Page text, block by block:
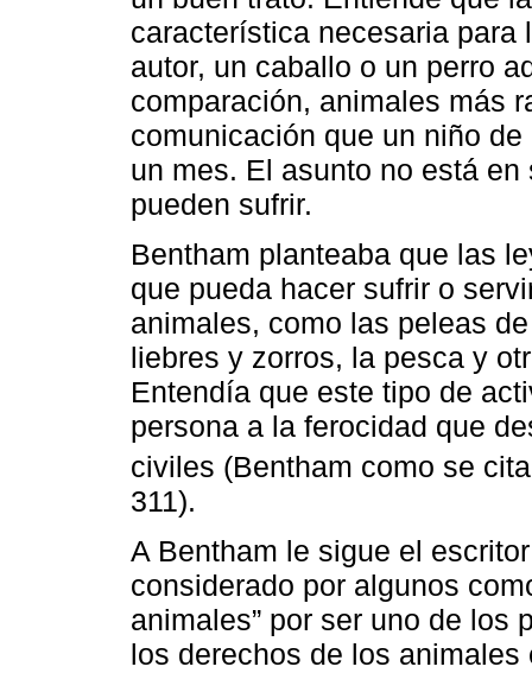
característica necesaria
autor, un caballo o un perro
comparación, animales más
comunicación que un niño
un mes. El asunto no está
pueden sufrir.
Bentham planteaba que las
que pueda hacer sufrir o
animales, como las peleas
liebres y zorros, la pesca y
Entendía que este tipo de
persona a la ferocidad que
civiles (Bentham como se
311).
A Bentham le sigue el
considerado por algunos
animales” por ser uno de los
los derechos de los